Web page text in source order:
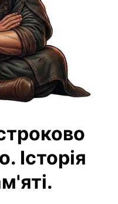
Історія